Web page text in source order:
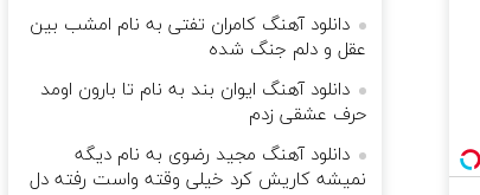
دانلود آهنگ کامران تفتی به نام امشب بین
عقل و دلم جنگ شده
دانلود آهنگ ایوان بند به نام تا بارون اومد
حرف عشقی زدم
دانلود آهنگ مجید رضوی به نام دیگه
نمیشه کاریش کرد خیلی وقته واست رفته دل